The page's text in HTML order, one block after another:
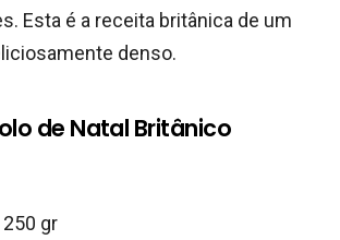
Esta é a receita britânica de um
denso.
de Natal Britânico
gr